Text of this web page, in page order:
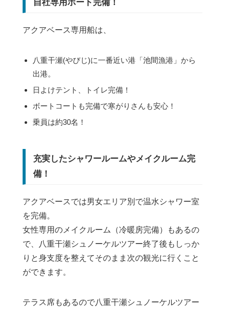
自社専用ボート完備！
アクアベース専用船は、
八重干瀬(やびじ)に一番近い港「池間漁港」から
出港。
日よけテント、トイレ完備！
ボートコートも完備で寒がりさんも安心！
乗員は約30名！
充実したシャワールームやメイクルーム完
備！
アクアベースでは男女エリア別で温水シャワー室
を完備。
女性専用のメイクルーム（冷暖房完備）もあるの
で、八重干瀬シュノーケルツアー終了後もしっか
りと身支度を整えてそのまま次の観光に行くこと
ができます。
テラス席もあるので八重干瀬シュノーケルツアー